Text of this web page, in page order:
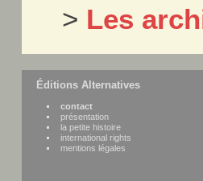
> Les
Éditions Alternatives
contact
présentation
la petite histoire
international rights
mentions légales